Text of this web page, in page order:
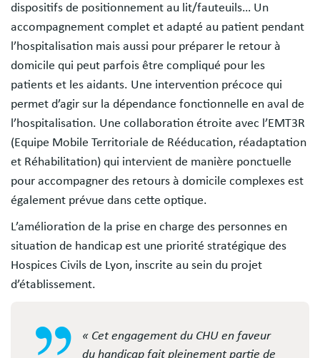
dispositifs de positionnement au lit/fauteuils… Un
accompagnement complet et adapté au patient pendant
l’hospitalisation mais aussi pour préparer le retour à
domicile qui peut parfois être compliqué pour les
patients et les aidants. Une intervention précoce qui
permet d’agir sur la dépendance fonctionnelle en aval de
l’hospitalisation. Une collaboration étroite avec l’EMT3R
(Equipe Mobile Territoriale de Rééducation, réadaptation
et Réhabilitation) qui intervient de manière ponctuelle
pour accompagner des retours à domicile complexes est
également prévue dans cette optique.
L’amélioration de la prise en charge des personnes en
situation de handicap est une priorité stratégique des
Hospices Civils de Lyon, inscrite au sein du projet
d’établissement.
« Cet engagement du CHU en faveur
du handicap fait pleinement partie de